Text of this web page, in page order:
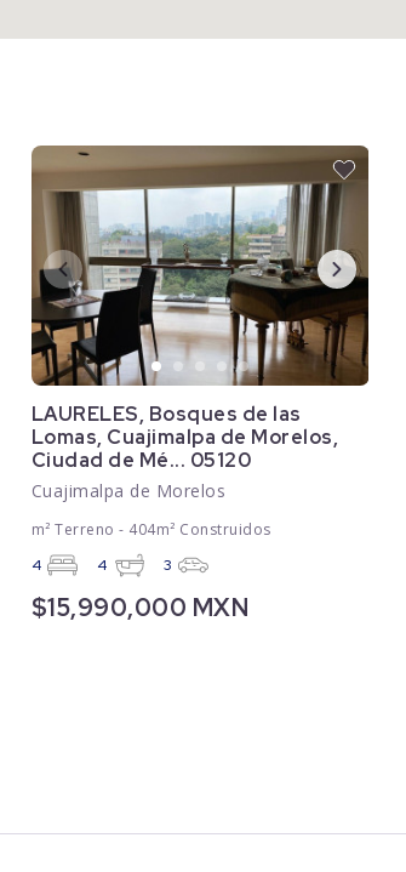
LAURELES, Bosques de las
Lomas, Cuajimalpa de Morelos,
Ciudad de Mé... 05120
Cuajimalpa de Morelos
m² Terreno - 404m² Construidos
4 4 3
$15,990,000 MXN